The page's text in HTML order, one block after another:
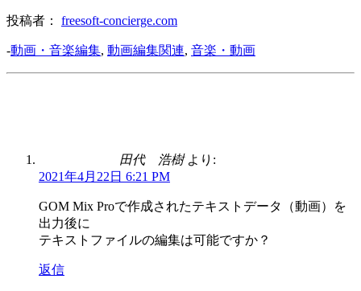
投稿者： freesoft-concierge.com
-動画・音楽編集, 動画編集関連, 音楽・動画
田代 浩樹 より:
2021年4月22日 6:21 PM
GOM Mix Proで作成されたテキストデータ（動画）を
出力後に
テキストファイルの編集は可能ですか？
返信